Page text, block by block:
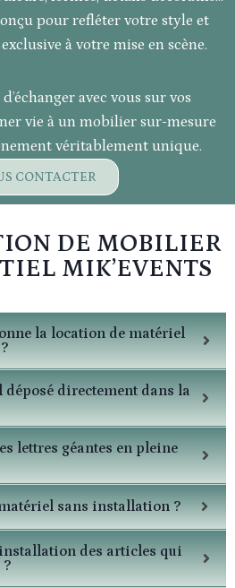
pour refléter votre style et
à votre mise en scène.
avec vous sur vos
vie à un mobilier sur-mesure
véritablement unique.
CONTACTER
DE MOBILIER
MIK’EVENTS
la location de matériel
déposé directement dans la
lettres géantes en pleine
sans installation ?
des articles qui
?